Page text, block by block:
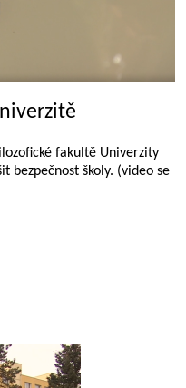
fakultě Univerzity
bezpečnost školy. (video se